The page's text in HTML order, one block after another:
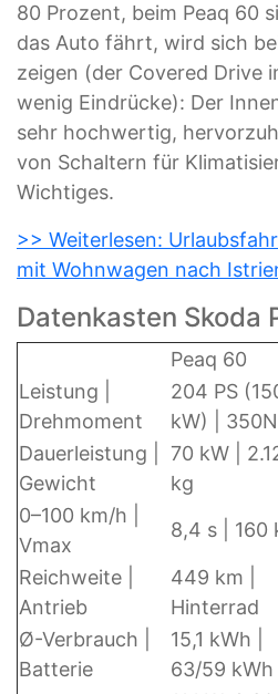
80 Prozent, beim Peaq 60
das Auto fährt, wird sich
zeigen (der Covered Drive
wenig Eindrücke): Der
sehr hochwertig,
von Schaltern für
Wichtiges.
>> Weiterlesen:
mit Wohnwagen nach
Datenkasten Skoda
Peaq 60
Leistung |
Drehmoment
204 PS
kW) |
Dauerleistung |
Gewicht
70 kW |
kg
0–100 km/h |
Vmax
8,4 s | 160
Reichweite |
Antrieb
449 km |
Hinterrad
Ø-Verbrauch |
Batterie
15,1 kWh |
63/59 kWh